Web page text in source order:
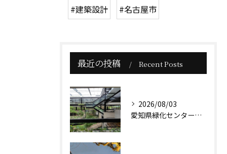
#建築設計 #名古屋市
最近の投稿 Recent Posts
2026/08/03
愛知県緑化センター本館は、贅沢な緑に囲まれた小高い丘に佇んで...